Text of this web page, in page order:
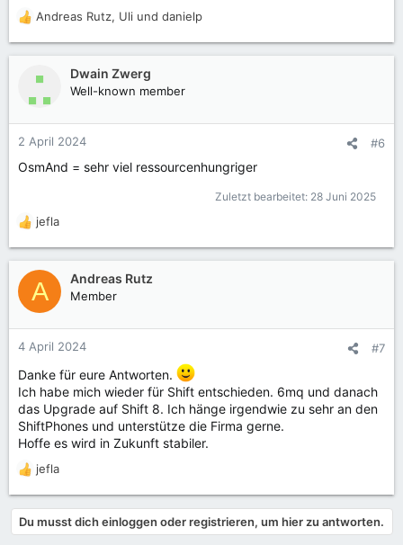
R
e
a
o
n
n
Andreas Rutz, Uli und danielp
Dwain Zwerg
Well-known member
2 April 2024 #6
OsmAnd = sehr viel ressourcenhungriger
Zuletzt bearbeitet: 28 Juni 2025
R
e
a
k
t
o
n
n
:
jefla
A Andreas Rutz
Member
4 April 2024 #7
Danke für eure Antworten.
Ich habe mich wieder für Shift entschieden. 6mq und danach
das Upgrade auf Shift 8. Ich hänge irgendwie zu sehr an den
ShiftPhones und unterstütze die Firma gerne.
Hoffe es wird in Zukunft stabiler.
R
a
k
jefla
Du musst dich einloggen oder registrieren, um hier zu antworten.